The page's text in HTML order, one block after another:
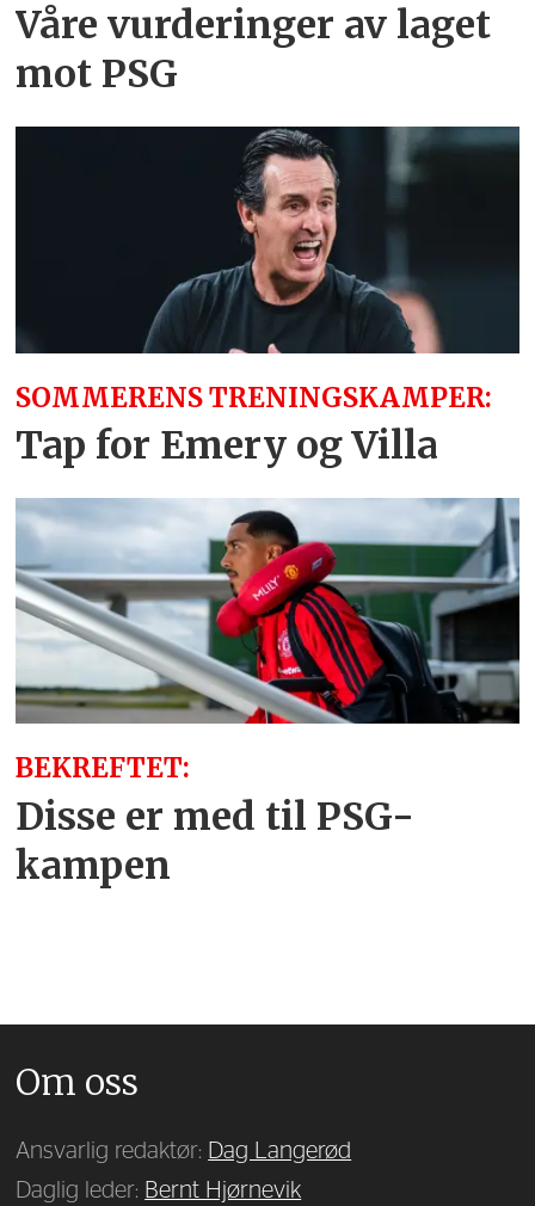
Våre vurderinger av laget
mot PSG
SOMMERENS TRENINGSKAMPER:
Tap for Emery og Villa
BEKREFTET:
Disse er med til PSG-
kampen
Om oss
Ansvarlig redaktør: Dag Langerød
Daglig leder: Bernt Hjørnevik